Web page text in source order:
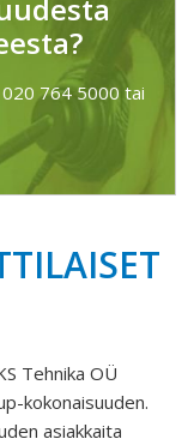
764 5000 tai
Tehnika OÜ
kokonaisuuden.
asiakkaita